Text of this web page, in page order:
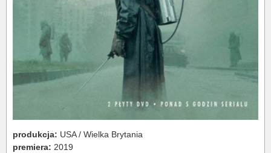
produkcja: USA / Wielka Brytania
premiera: 2019